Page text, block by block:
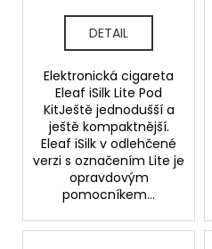
DETAIL
Elektronická cigareta
Eleaf iSilk Lite Pod
KitJeště jednodušší a
ještě kompaktnější.
Eleaf iSilk v odlehčené
verzi s označením Lite je
opravdovým
pomocníkem...